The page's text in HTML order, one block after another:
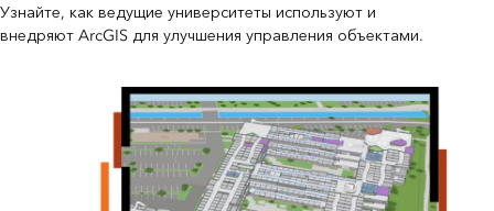
Узнайте, как ведущие университеты используют и
внедряют ArcGIS для улучшения управления объектами.